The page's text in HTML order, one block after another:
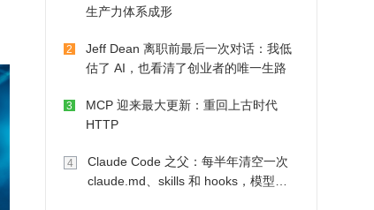
生产力体系成形
2
Jeff Dean 离职前最后一次对话：我低
估了 AI，也看清了创业者的唯一生路
3
MCP 迎来最大更新：重回上古时代
HTTP
4
Claude Code 之父：每半年清空一次
claude.md、skills 和 hooks，模型自